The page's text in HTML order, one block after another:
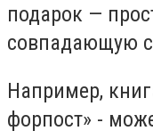
подарок —
совпадающую
Например,
форпост» -